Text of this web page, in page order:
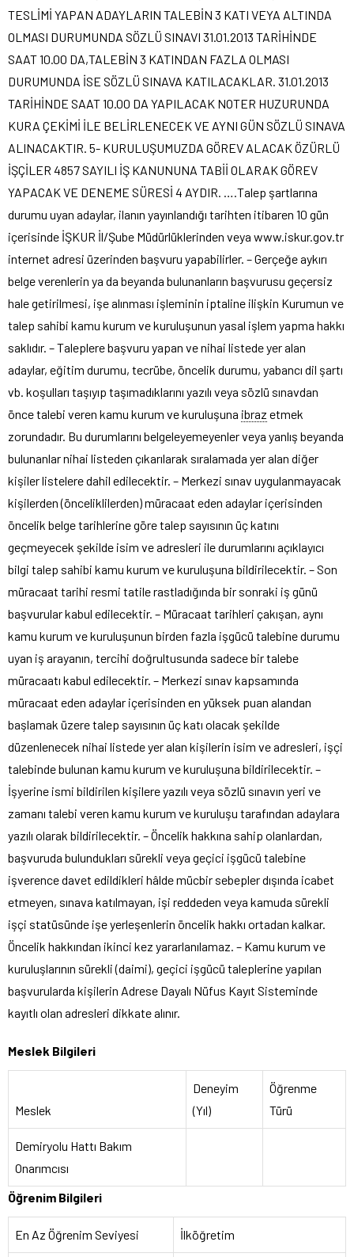
TESLİMİ YAPAN ADAYLARIN TALEBİN 3 KATI VEYA ALTINDA
OLMASI DURUMUNDA SÖZLÜ SINAVI 31.01.2013 TARİHİNDE
SAAT 10.00 DA,TALEBİN 3 KATINDAN FAZLA OLMASI
DURUMUNDA İSE SÖZLÜ SINAVA KATILACAKLAR. 31.01.2013
TARİHİNDE SAAT 10.00 DA YAPILACAK NOTER HUZURUNDA
KURA ÇEKİMİ İLE BELİRLENECEK VE AYNI GÜN SÖZLÜ SINAVA
ALINACAKTIR. 5- KURULUŞUMUZDA GÖREV ALACAK ÖZÜRLÜ
İŞÇİLER 4857 SAYILI İŞ KANUNUNA TABİİ OLARAK GÖREV
YAPACAK VE DENEME SÜRESİ 4 AYDIR. ….Talep şartlarına
durumu uyan adaylar, ilanın yayınlandığı tarihten itibaren 10 gün
içerisinde İŞKUR İl/Şube Müdürlüklerinden veya www.iskur.gov.tr
internet adresi üzerinden başvuru yapabilirler. – Gerçeğe aykırı
belge verenlerin ya da beyanda bulunanların başvurusu geçersiz
hale getirilmesi, işe alınması işleminin iptaline ilişkin Kurumun ve
talep sahibi kamu kurum ve kuruluşunun yasal işlem yapma hakkı
saklıdır. – Taleplere başvuru yapan ve nihai listede yer alan
adaylar, eğitim durumu, tecrübe, öncelik durumu, yabancı dil şartı
vb. koşulları taşıyıp taşımadıklarını yazılı veya sözlü sınavdan
önce talebi veren kamu kurum ve kuruluşuna ibraz etmek
zorundadır. Bu durumlarını belgeleyemeyenler veya yanlış beyanda
bulunanlar nihai listeden çıkarılarak sıralamada yer alan diğer
kişiler listelere dahil edilecektir. – Merkezi sınav uygulanmayacak
kişilerden (önceliklilerden) müracaat eden adaylar içerisinden
öncelik belge tarihlerine göre talep sayısının üç katını
geçmeyecek şekilde isim ve adresleri ile durumlarını açıklayıcı
bilgi talep sahibi kamu kurum ve kuruluşuna bildirilecektir. – Son
müracaat tarihi resmi tatile rastladığında bir sonraki iş günü
başvurular kabul edilecektir. – Müracaat tarihleri çakışan, aynı
kamu kurum ve kuruluşunun birden fazla işgücü talebine durumu
uyan iş arayanın, tercihi doğrultusunda sadece bir talebe
müracaatı kabul edilecektir. – Merkezi sınav kapsamında
müracaat eden adaylar içerisinden en yüksek puan alandan
başlamak üzere talep sayısının üç katı olacak şekilde
düzenlenecek nihai listede yer alan kişilerin isim ve adresleri, işçi
talebinde bulunan kamu kurum ve kuruluşuna bildirilecektir. –
İşyerine ismi bildirilen kişilere yazılı veya sözlü sınavın yeri ve
zamanı talebi veren kamu kurum ve kuruluşu tarafından adaylara
yazılı olarak bildirilecektir. – Öncelik hakkına sahip olanlardan,
başvuruda bulundukları sürekli veya geçici işgücü talebine
işverence davet edildikleri hâlde mücbir sebepler dışında icabet
etmeyen, sınava katılmayan, işi reddeden veya kamuda sürekli
işçi statüsünde işe yerleşenlerin öncelik hakkı ortadan kalkar.
Öncelik hakkından ikinci kez yararlanılamaz. – Kamu kurum ve
kuruluşlarının sürekli (daimi), geçici işgücü taleplerine yapılan
başvurularda kişilerin Adrese Dayalı Nüfus Kayıt Sisteminde
kayıtlı olan adresleri dikkate alınır.
Meslek Bilgileri
Meslek
Deneyim
(Yıl)
Öğrenme
Türü
Demiryolu Hattı Bakım
Onarımcısı
Öğrenim Bilgileri
En Az Öğrenim Seviyesi İlköğretim